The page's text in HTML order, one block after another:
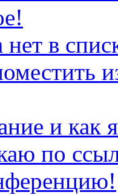
в
и как
по